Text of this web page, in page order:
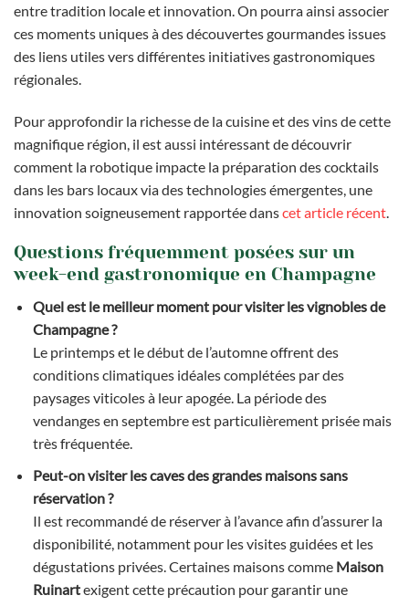
entre tradition locale et innovation. On pourra ainsi associer
ces moments uniques à des découvertes gourmandes issues
des liens utiles vers différentes initiatives gastronomiques
régionales.
Pour approfondir la richesse de la cuisine et des vins de cette
magnifique région, il est aussi intéressant de découvrir
comment la robotique impacte la préparation des cocktails
dans les bars locaux via des technologies émergentes, une
innovation soigneusement rapportée danscet article récent
Questions fréquemment posées sur un
week-end gastronomique en Champagne
Quel est le meilleur moment pour visiter les vignobles de
Champagne ?
Le printemps et le début de l’automne offrent des
conditions climatiques idéales complétées par des
paysages viticoles à leur apogée. La période des
vendanges en septembre est particulièrement prisée mais
très fréquentée.
Peut-on visiter les caves des grandes maisons sans
réservation ?
Il est recommandé de réserver à l’avance afin d’assurer la
disponibilité, notamment pour les visites guidées et les
dégustations privées. Certaines maisons comme Maison
Ruinartexigent cette précaution pour garantir une